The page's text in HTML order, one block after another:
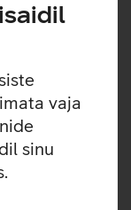
vaja
sinu